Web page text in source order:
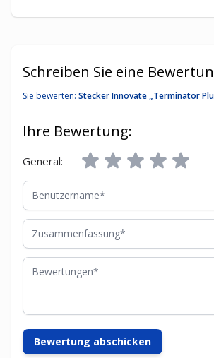
Schreiben Sie eine
Sie bewerten: Stecker Innovate „Terminator
Ihre Bewertung:
General:
Benutzername
Zusammenfassung
Bewertungen
Bewertung abschicken